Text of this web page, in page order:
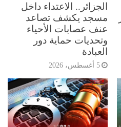
الجزائر.. الاعتداء داخل
مسجد يكشف تصاعد
عنف عصابات الأحياء
وتحديات حماية دور
العبادة
5 أغسطس، 2026